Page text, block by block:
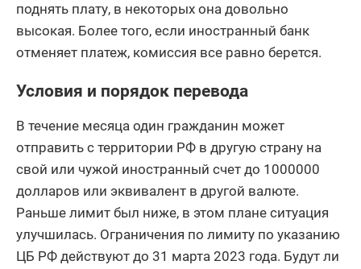
поднять плату, в некоторых она довольно
высокая. Более того, если иностранный банк
отменяет платеж, комиссия все равно берется.
Условия и порядок перевода
В течение месяца один гражданин может
отправить с территории РФ в другую страну на
свой или чужой иностранный счет до 1000000
долларов или эквивалент в другой валюте.
Раньше лимит был ниже, в этом плане ситуация
улучшилась. Ограничения по лимиту по указанию
ЦБ РФ действуют до 31 марта 2023 года. Будут ли